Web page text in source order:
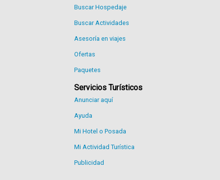
Buscar Hospedaje
Buscar Actividades
Asesoría en viajes
Ofertas
Paquetes
Servicios Turísticos
Anunciar aquí
Ayuda
Mi Hotel o Posada
Mi Actividad Turística
Publicidad